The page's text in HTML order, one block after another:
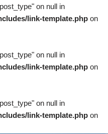
on null in
link-template.php on
on null in
link-template.php on
on null in
link-template.php on